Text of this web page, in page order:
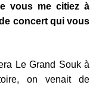
vous me citiez à
concert qui vous
Le Grand Souk à
on venait de